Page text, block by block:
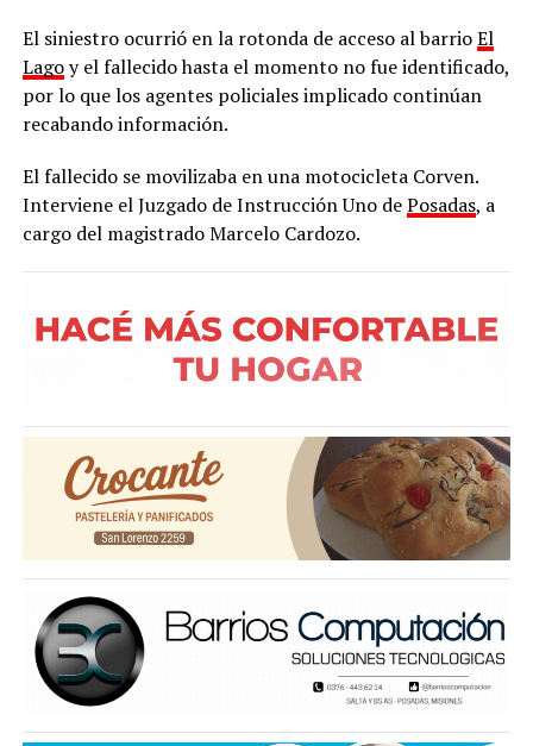
El siniestro ocurrió en la rotonda de acceso al barrioEl
Lagoy el fallecido hasta el momento no fue identificado,
por lo que los agentes policiales implicado continúan
recabando información.
El fallecido se movilizaba en una motocicleta Corven.
Interviene el Juzgado de Instrucción Uno dePosadas, a
cargo del magistrado Marcelo Cardozo.